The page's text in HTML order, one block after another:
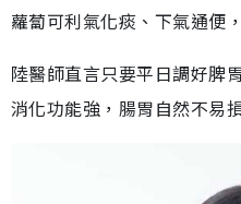
蘿蔔可利氣化痰、下氣通便
陸醫師直言只要平日調好脾
消化功能強，腸胃自然不易